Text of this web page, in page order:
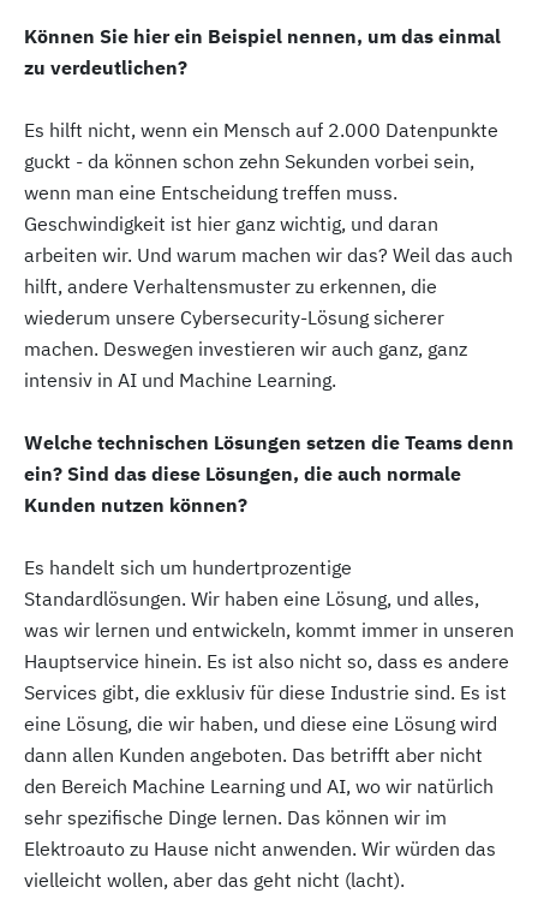
Können Sie hier ein Beispiel nennen, um das einmal
zu verdeutlichen?
Es hilft nicht, wenn ein Mensch auf 2.000 Datenpunkte
guckt - da können schon zehn Sekunden vorbei sein,
wenn man eine Entscheidung treffen muss.
Geschwindigkeit ist hier ganz wichtig, und daran
arbeiten wir. Und warum machen wir das? Weil das auch
hilft, andere Verhaltensmuster zu erkennen, die
wiederum unsere Cybersecurity-Lösung sicherer
machen. Deswegen investieren wir auch ganz, ganz
intensiv in AI und Machine Learning.
Welche technischen Lösungen setzen die Teams denn
ein? Sind das diese Lösungen, die auch normale
Kunden nutzen können?
Es handelt sich um hundertprozentige
Standardlösungen. Wir haben eine Lösung, und alles,
was wir lernen und entwickeln, kommt immer in unseren
Hauptservice hinein. Es ist also nicht so, dass es andere
Services gibt, die exklusiv für diese Industrie sind. Es ist
eine Lösung, die wir haben, und diese eine Lösung wird
dann allen Kunden angeboten. Das betrifft aber nicht
den Bereich Machine Learning und AI, wo wir natürlich
sehr spezifische Dinge lernen. Das können wir im
Elektroauto zu Hause nicht anwenden. Wir würden das
vielleicht wollen, aber das geht nicht (lacht).